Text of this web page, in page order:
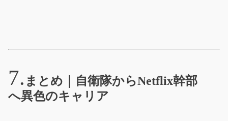
まとめ｜自衛隊からNetflix幹部
へ異色のキャリア